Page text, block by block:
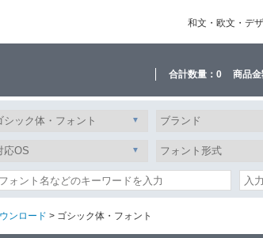
和文・欧文・デ
合計数量： 0 商品金
ンロード > ゴシック体・フォント